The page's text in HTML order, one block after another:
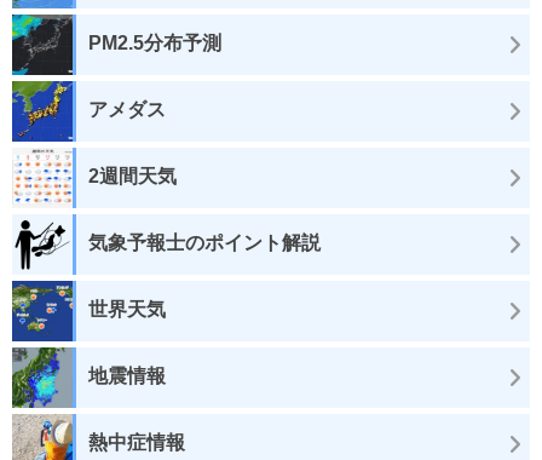
PM2.5分布予測
アメダス
2週間天気
気象予報士のポイント解説
世界天気
地震情報
熱中症情報